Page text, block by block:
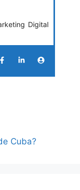
Digital
Cuba?